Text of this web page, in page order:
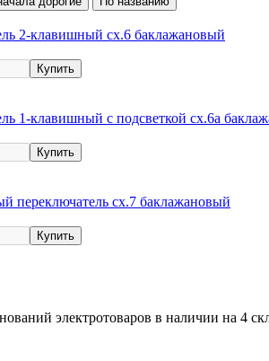
2-клавишный сх.6 баклажановый
1-клавишный с подсветкой сх.6а
переключатель сх.7 баклажановый
электротоваров в наличии на 4